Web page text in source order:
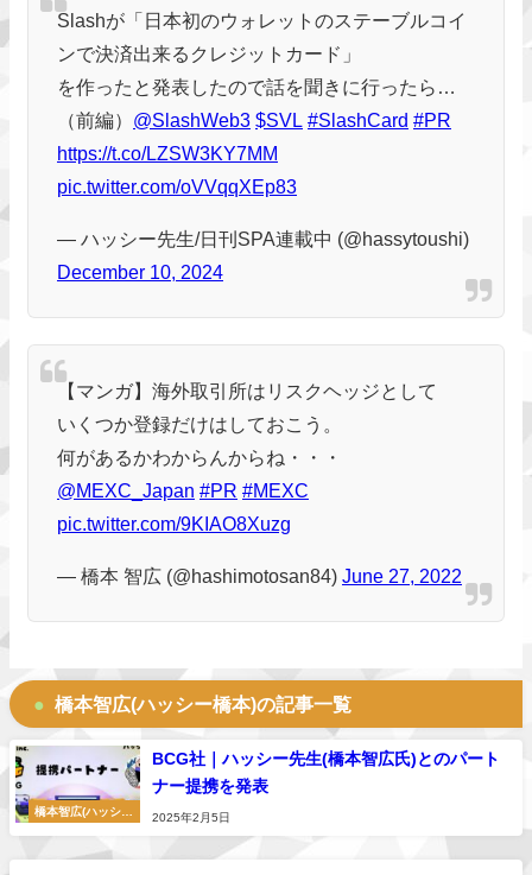
Slashが「日本初のウォレットのステーブルコイ
ンで決済出来るクレジットカード」
を作ったと発表したので話を聞きに行ったら…
（前編） @SlashWeb3 $SVL #SlashCard #PR
https://t.co/LZSW3KY7MM
pic.twitter.com/oVVqqXEp83
— ハッシー先生/日刊SPA連載中 (@hassytoushi)
December 10, 2024
【マンガ】海外取引所はリスクヘッジとして
いくつか登録だけはしておこう。
何があるかわからんからね・・・
@MEXC_Japan #PR #MEXC
pic.twitter.com/9KIAO8Xuzg
— 橋本 智広 (@hashimotosan84) June 27, 2022
橋本智広(ハッシー橋本)の記事一覧
橋本智広(ハッシー
BCG社｜ハッシー先生(橋本智広氏)とのパート
ナー提携を発表
2025年2月5日